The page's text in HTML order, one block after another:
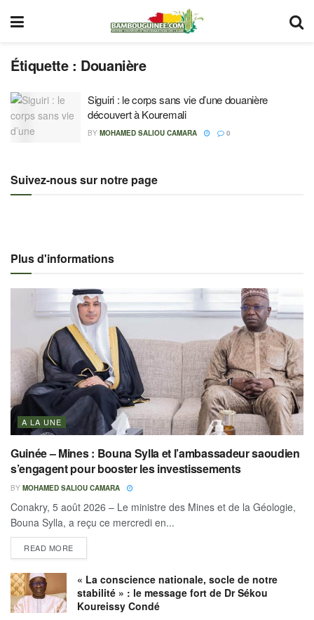
Étiquette : Douanière
Siguiri : le corps sans vie d’une douanière
découvert à Kouremali
BY MOHAMED SALIOU CAMARA 0
Suivez-nous sur notre page
Plus d'informations
A LA UNE
Guinée – Mines : Bouna Sylla et l’ambassadeur saoudien
s’engagent pour booster les investissements
BY MOHAMED SALIOU CAMARA
Conakry, 5 août 2026 – Le ministre des Mines et de la Géologie,
Bouna Sylla, a reçu ce mercredi en...
READ MORE
« La conscience nationale, socle de notre
stabilité » : le message fort de Dr Sékou
Koureissy Condé